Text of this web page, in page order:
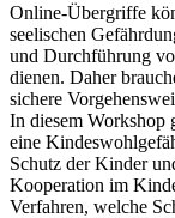
Online-Übergriffe
seelischen
und Durchführung
dienen. Daher
sichere
In diesem Workshop
eine
Schutz der Kinder
Kooperation im
Verfahren, welche